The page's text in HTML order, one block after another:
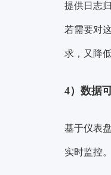
提供日志
若需要对
求，又降
4）数据
基于仪表
实时监控。